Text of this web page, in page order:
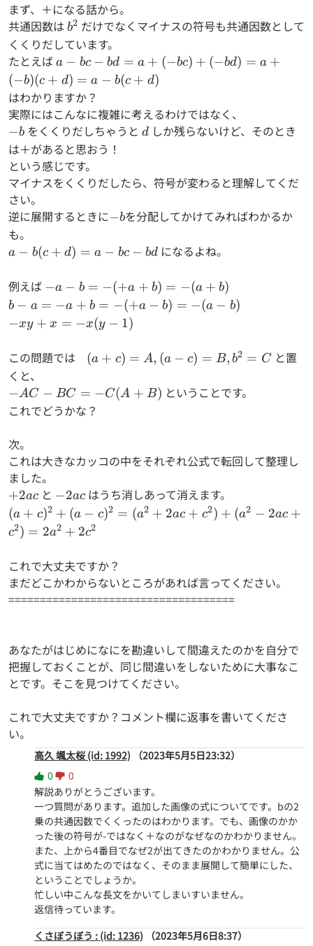
まず、＋になる話から。
共通因数は b^2
b2 だけでなくマイナスの符号も共通因数として
くくりだしています。
たとえばa-bc-
bd=a+(-
bc)+(-
bd)=a+
(-b)
(c+d)=a-
b(c+d)
a − bc − bd = a + (−bc) + (−bd) = a +
(−b)(c + d) = a − b(c + d)
はわかりますか？
実際にはこんなに複雑に考えるわけではなく、
-
b
−b をくくりだしちゃうと d
d しか残らないけど、そのとき
は＋があると思おう！
という感じです。
マイナスをくくりだしたら、符号が変わると理解してくだ
さい。
逆に展開するときに-
−bを分配してかけてみればわかるか
も。
a-
bc-bd
a − b(c + d) = a − bc − bd になるよね。
例えば -a-b=-
(+a+b)=-
(a+b)
−a − b = −(+a + b) = −(a + b)
b-a=-
a+b=-
b)=-
(a-b)
b − a = −a + b = −(+a − b) = −(a − b)
-
x(y-1)
−xy + x = −x(y − 1)
この問題では (a+c)=A,(a-
(a + c) = A, (a − c) = B, b2 = C と置
くと、
-AC-
BC=-
−AC − BC = −C(A + B) ということです。
これでどうかな？
次。
これは大きなカッコの中をそれぞれ公式で転回して整理し
ました。
+2ac
+2ac と -2ac
−2ac はうち消しあって消えます。
(a+c)^2+(a-c)^2=
(a^2+2ac+c^2)+
(a^2-
2ac+c^2)=2a^2+2c^2
(a + c)2 + (a − c)2 = (a2 + 2ac + c2) + (a2 − 2ac +
c2) = 2a2 + 2c2
これで大丈夫ですか？
まだどこかわからないところがあれば言ってください。
====================================
あなたがはじめになにを勘違いして間違えたのかを自分で
把握しておくことが、同じ間違いをしないために大事なこ
とです。そこを見つけてください。
これで大丈夫ですか？コメント欄に返事を書いてくださ
い。
高久 颯太桜 (id: 1992)
（2023年5月5日23:32）
0
0
解説ありがとうございます。
一つ質問があります。追加した画像の式についてです。bの2
乗の共通因数でくくったのはわかります。でも、画像のかか
った後の符号が-ではなく＋なのがなぜなのかわかりません。
また、上から4番目でなぜ2が出てきたのかわかりません。公
式に当てはめたのではなく、そのまま展開して簡単にした、
ということでしょうか。
忙しい中こんな長文をかいてしまいすいません。
返信待っています。
くさぼうぼう : (id: 1236)
（2023年5月6日8:37）